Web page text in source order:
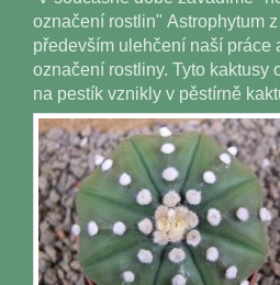
označení rostlin" Astrophytum
především ulehčení naší práce
označení rostliny. Tyto kaktusy
na pestík vznikly v pěstírně